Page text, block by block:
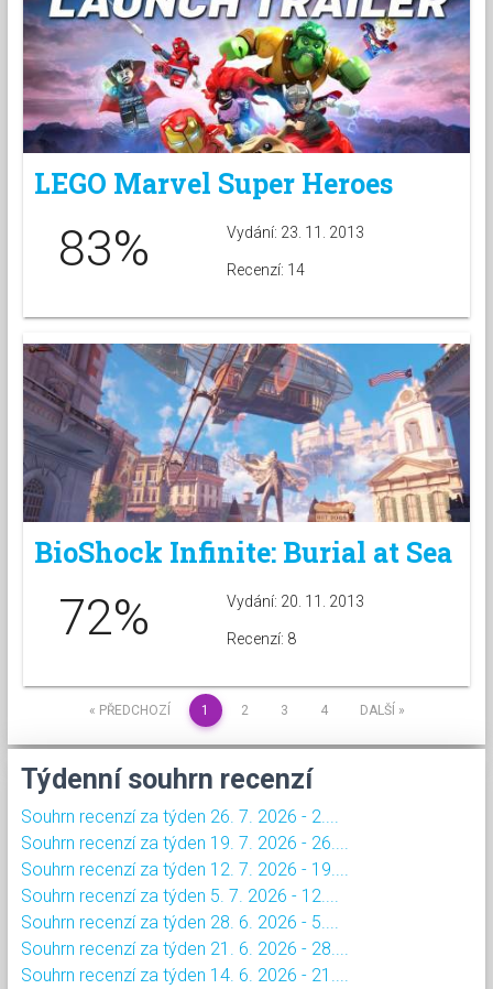
LEGO Marvel Super Heroes
83% Vydání: 23. 11. 2013
Recenzí: 14
BioShock Infinite: Burial at Sea
72% Vydání: 20. 11. 2013
Recenzí: 8
« PŘEDCHOZÍ 1 2 3 4 DALŠÍ »
Týdenní souhrn recenzí
Souhrn recenzí za týden 26. 7. 2026 - 2....
Souhrn recenzí za týden 19. 7. 2026 - 26....
Souhrn recenzí za týden 12. 7. 2026 - 19....
Souhrn recenzí za týden 5. 7. 2026 - 12....
Souhrn recenzí za týden 28. 6. 2026 - 5....
Souhrn recenzí za týden 21. 6. 2026 - 28....
Souhrn recenzí za týden 14. 6. 2026 - 21....